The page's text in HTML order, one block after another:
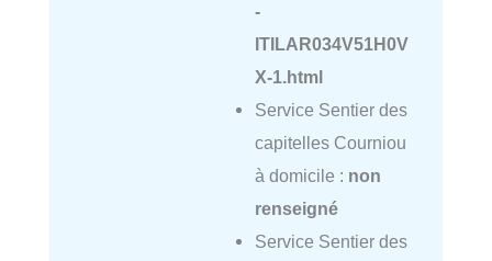
-
ITILAR034V51H0V
X-1.html
Service Sentier des
capitelles Courniou
à domicile : non
renseigné
Service Sentier des